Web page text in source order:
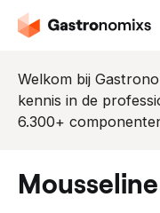
Welkom bij
kennis in de
6.300+